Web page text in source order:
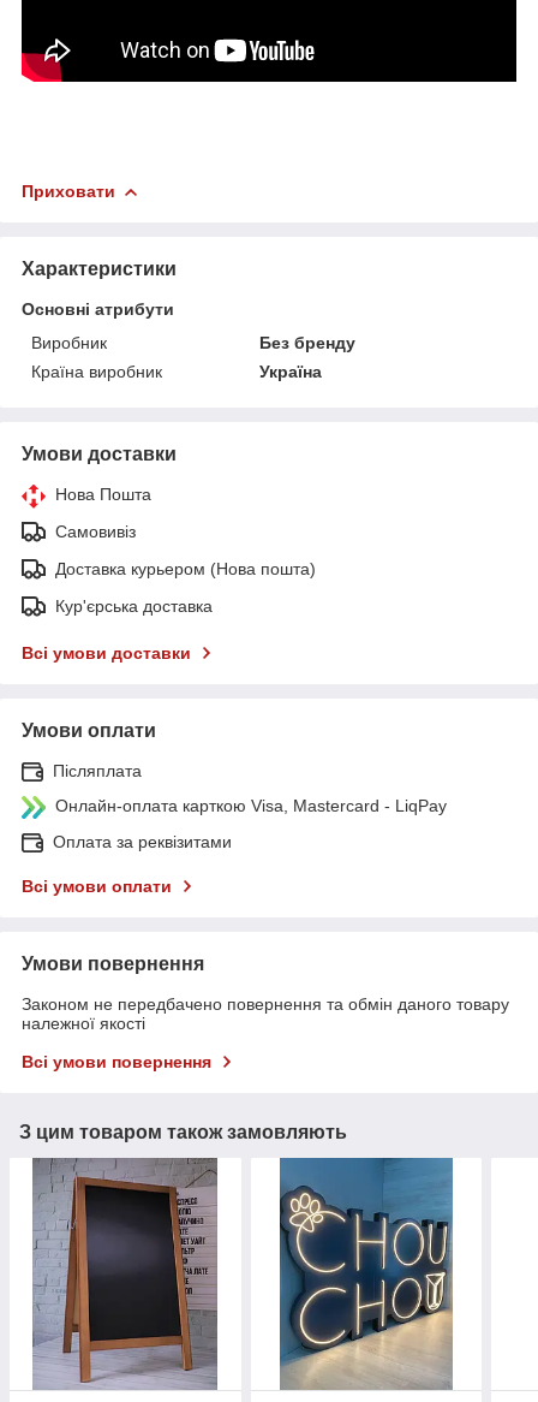
Приховати
Характеристики
Основні атрибути
Виробник
Без бренду
Країна виробник
Україна
Умови доставки
Нова Пошта
Самовивіз
Доставка курьером (Нова пошта)
Кур'єрська доставка
Всі умови доставки
Умови оплати
Післяплата
Онлайн-оплата карткою Visa, Mastercard - LiqPay
Оплата за реквізитами
Всі умови оплати
Умови повернення
Законом не передбачено повернення та обмін даного товару
належної якості
Всі умови повернення
З цим товаром також замовляють